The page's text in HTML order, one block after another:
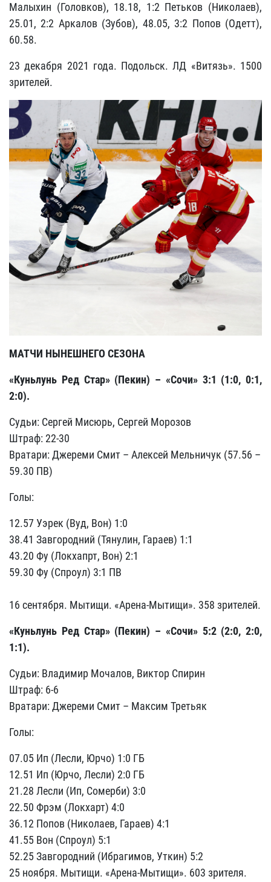
Малыхин (Головков), 18.18, 1:2 Петьков (Николаев),
25.01, 2:2 Аркалов (Зубов), 48.05, 3:2 Попов (Одетт),
60.58.
23 декабря 2021 года. Подольск. ЛД «Витязь». 1500
зрителей.
МАТЧИ НЫНЕШНЕГО СЕЗОНА
«Куньлунь Ред Стар» (Пекин) – «Сочи» 3:1 (1:0, 0:1,
2:0).
Судьи: Сергей Мисюрь, Сергей Морозов
Штраф: 22-30
Вратари: Джереми Смит – Алексей Мельничук (57.56 –
59.30 ПВ)
Голы:
12.57 Уэрек (Вуд, Вон) 1:0
38.41 Завгородний (Тянулин, Гараев) 1:1
43.20 Фу (Локхапрт, Вон) 2:1
59.30 Фу (Спроул) 3:1 ПВ
16 сентября. Мытищи. «Арена-Мытищи». 358 зрителей.
«Куньлунь Ред Стар» (Пекин) – «Сочи» 5:2 (2:0, 2:0,
1:1).
Судьи: Владимир Мочалов, Виктор Спирин
Штраф: 6-6
Вратари: Джереми Смит – Максим Третьяк
Голы:
07.05 Ип (Лесли, Юрчо) 1:0 ГБ
12.51 Ип (Юрчо, Лесли) 2:0 ГБ
21.28 Лесли (Ип, Сомерби) 3:0
22.50 Фрэм (Локхарт) 4:0
36.12 Попов (Николаев, Гараев) 4:1
41.55 Вон (Спроул) 5:1
52.25 Завгородний (Ибрагимов, Уткин) 5:2
25 ноября. Мытищи. «Арена-Мытищи». 603 зрителя.